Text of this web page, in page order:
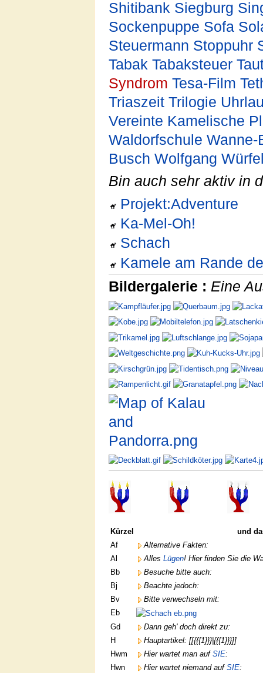
Shitibank Siegburg
Sockenpuppe Sofa
Steuermann Stoppuhr
Tabak Tabaksteuer
Syndrom Tesa-Film
Triaszeit Trilogie
Vereinte Kamelische
Waldorfschule Wanne-
Busch Wolfgang
Bin auch sehr aktiv in
Projekt:Adventure
Ka-Mel-Oh!
Schach
Kamele am Rande
Bildergalerie : Eine
Kürzel
und
Af
Alternative Fakten:
Al
Alles Lügen! Hier finden Sie die
Bb
Besuche bitte auch:
Bj
Beachte jedoch:
Bv
Bitte verwechseln mit:
Eb
Gd
Dann geh' doch direkt zu:
H
Hauptartikel: [[{{{1}}}|{{{1}}}]]
Hwm
Hier wartet man auf SIE:
Hwn
Hier wartet niemand auf SIE: